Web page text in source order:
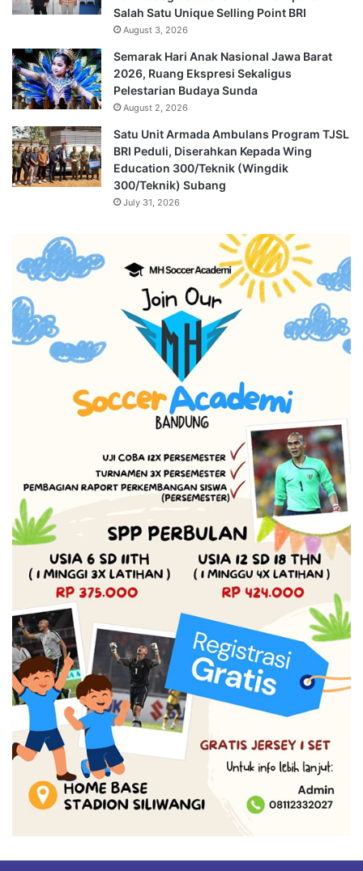
Salah Satu Unique Selling Point BRI
August 3, 2026
Semarak Hari Anak Nasional Jawa Barat
2026, Ruang Ekspresi Sekaligus
Pelestarian Budaya Sunda
August 2, 2026
Satu Unit Armada Ambulans Program TJSL
BRI Peduli, Diserahkan Kepada Wing
Education 300/Teknik (Wingdik
300/Teknik) Subang
July 31, 2026